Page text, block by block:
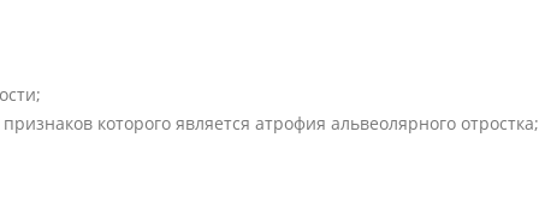
которого является атрофия альвеолярного отростка;